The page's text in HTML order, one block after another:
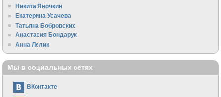
Никита Яночкин
Екатерина Усачева
Татьяна Бобровских
Анастасия Бондарук
Анна Лелик
Мы в социальных сетях
ВКонтакте